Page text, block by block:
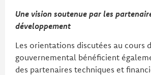
Une vision soutenue par les
développement
Les orientations discutées au cours
gouvernemental bénéficient
des partenaires techniques et